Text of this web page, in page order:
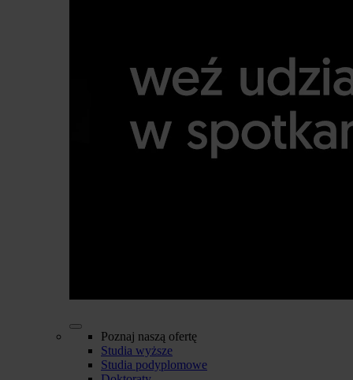
Poznaj naszą ofertę
Studia wyższe
Studia podyplomowe